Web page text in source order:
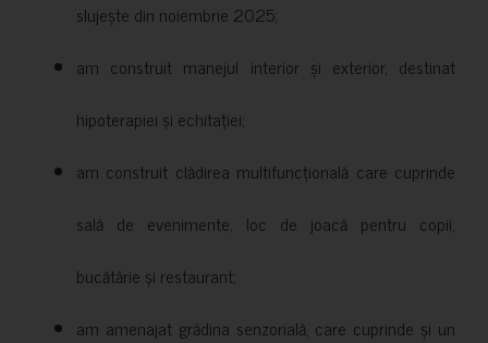
slujește din noiembrie 2025;
am construit manejul interior și exterior, destinat
hipoterapiei și echitației;
am construit clădirea multifuncțională care cuprinde
sală de evenimente, loc de joacă pentru copii,
bucătărie și restaurant;
am amenajat grădina senzorială, care cuprinde și un